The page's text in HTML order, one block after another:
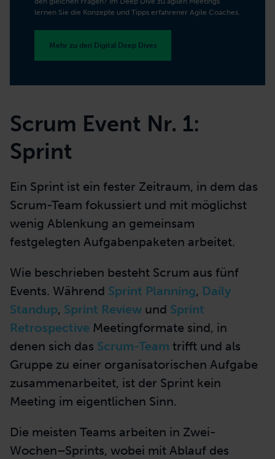
lernen Sie die Konzepte und Tipps erfahrener Agile Coaches.
Mehr zu den Digital Deep Dives
Scrum Event Nr. 1:
Sprint
Ein Sprint ist ein fester Zeitraum, in dem das
Scrum-Team fokussiert und mit möglichst
wenig Ablenkung an gemeinsam
festgelegten Aufgabenpaketen arbeitet.
Wie beschrieben besteht Scrum aus fünf
Events. Während Sprint Planning, Daily
Standup, Sprint Review und Sprint
Retrospective Meetingformate sind, in
denen sich das Scrum-Team trifft und als
Gruppe zu einer organisatorischen Aufgabe
zusammenarbeitet, ist der Sprint kein
Meeting im eigentlichen Sinn.
Die meisten Teams arbeiten in Zwei-
Wochen–Sprints, wobei mit Ablauf des